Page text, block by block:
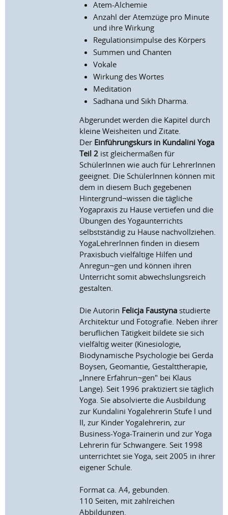
Atem-Alchemie
Anzahl der Atemzüge pro Minute
und ihre Wirkung
Regulationsimpulse des Körpers
Summen und Chanten
Vokale
Wirkung des Wortes
Meditation
Sadhana und Sikh Dharma.
Abgerundet werden die Kapitel durch
kleine Weisheiten und Zitate.
Der Einführungskurs in Kundalini Yoga
Teil 2 ist gleichermaßen für
SchülerInnen wie auch für LehrerInnen
geeignet. Die SchülerInnen können mit
dem in diesem Buch gegebenen
Hintergrund¬wissen die tägliche
Yogapraxis zu Hause vertiefen und die
Übungen des Yogaunterrichts
selbstständig zu Hause nachvollziehen.
YogaLehrerlnnen finden in diesem
Praxisbuch vielfältige Hilfen und
Anregun¬gen und können ihren
Unterricht somit abwechslungsreich
gestalten.
Die Autorin Felicja Faustyna studierte
Architektur und Fotografie. Neben ihrer
beruflichen Tätigkeit bildete sie sich
vielfältig weiter (Kinesiologie,
Biodynamische Psychologie bei Gerda
Boysen, Geomantie, Gestalttherapie,
„Innere Erfahrun¬gen" bei Klaus
Lange). Seit 1996 praktiziert sie täglich
Yoga. Sie absolvierte die Ausbildung
zur Kundalini Yogalehrerin Stufe l und
II, zur Kinder Yogalehrerin, zur
Business-Yoga-Trainerin und zur Yoga
Lehrerin für Schwangere. Seit 1998
unterrichtet sie Yoga, seit 2005 in ihrer
eigener Schule.
Format ca. A4, gebunden.
110 Seiten, mit zahlreichen
Abbildungen.